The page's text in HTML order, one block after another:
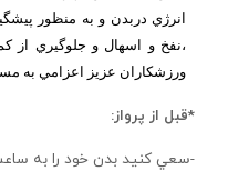
انرژي دربدن و به منظور
،نفخ و اسهال و جلوگيري از
ورزشكاران عزيز اعزامي به
*قبل از پرواز:
-سعي كنيد بدن خود را به